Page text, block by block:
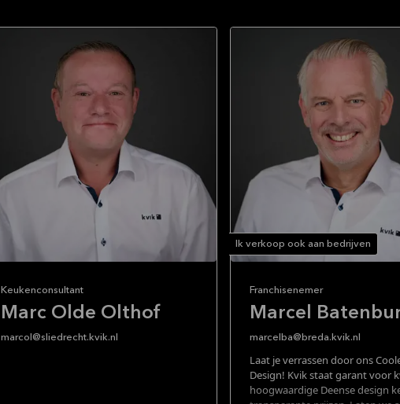
Keukenconsultant
Marc Olde Olthof
marcol@sliedrecht.kvik.nl
Ik verkoop ook aan bedrijven
Franchisenemer
Marcel
marcelba@breda.kvik.nl
Laat je verrassen door ons
Design! Kvik staat garant voor
hoogwaardige Deense design